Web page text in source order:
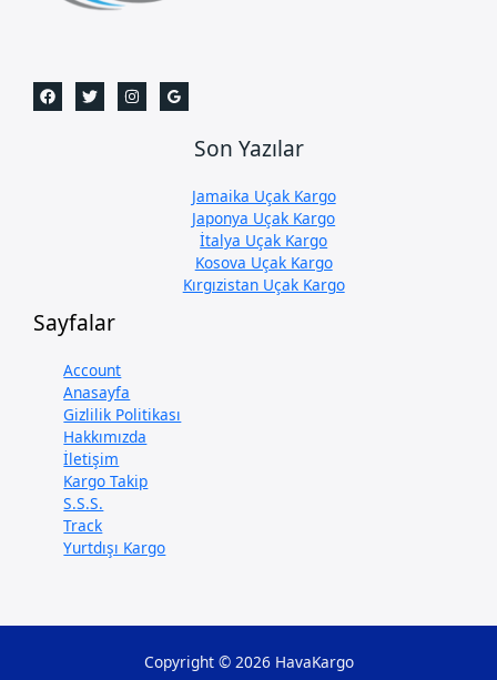
Son Yazılar
Jamaika Uçak Kargo
Japonya Uçak Kargo
İtalya Uçak Kargo
Kosova Uçak Kargo
Kırgızistan Uçak Kargo
Sayfalar
Account
Anasayfa
Gizlilik Politikası
Hakkımızda
İletişim
Kargo Takip
S.S.S.
Track
Yurtdışı Kargo
Copyright © 2026 HavaKargo